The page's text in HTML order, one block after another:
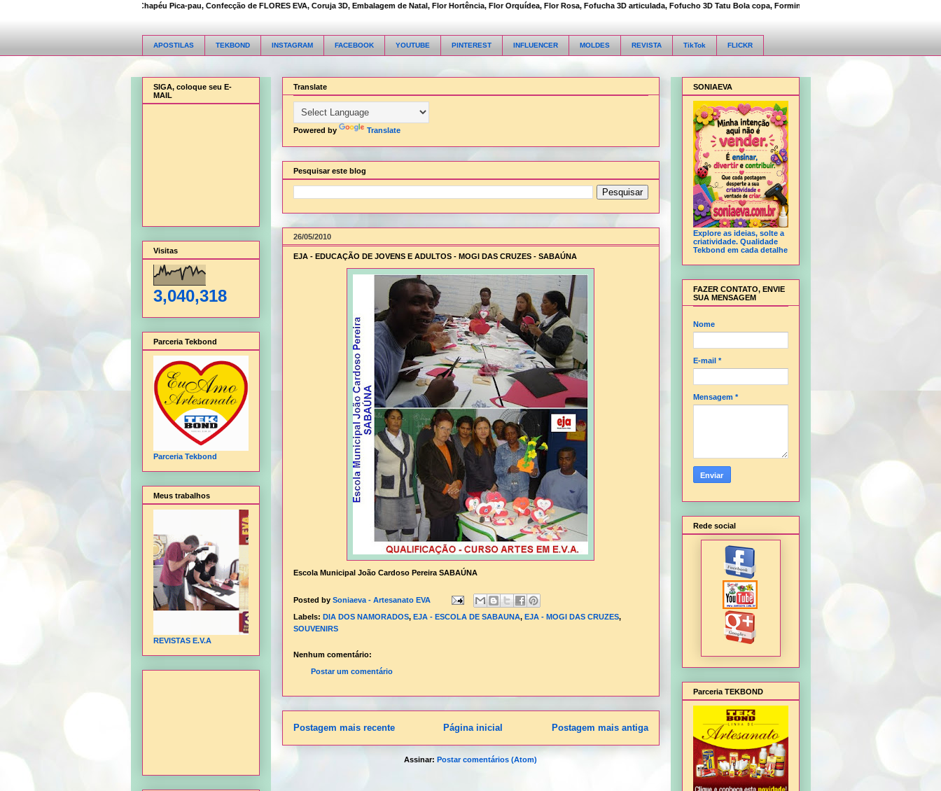
flor, Cesta para presentes, Chapéu Pica-pau, Confecção de FLORES EVA, Coruja 3D, Embalagem de Natal, Flor Hortência, Flor Orquídea, Flor Rosa, Fofucha 3D articulada, Fofucho 3D Tatu Bola copa, Forminha para doce, Frasqueira maleta, Mochila
APOSTILAS TEKBOND INSTAGRAM FACEBOOK YOUTUBE PINTEREST INFLUENCER MOLDES REVISTA TikTok FLICKR
Translate
Powered by Translate
Pesquisar este blog
26/05/2010
EJA - EDUCAÇÃO DE JOVENS E ADULTOS - MOGI DAS CRUZES - SABAÚNA
Escola Municipal João Cardoso Pereira SABAÚNA
Posted by Soniaeva - Artesanato EVA
Labels: DIA DOS NAMORADOS, EJA - ESCOLA DE SABAUNA, EJA - MOGI DAS CRUZES,
SOUVENIRS
Nenhum comentário:
Postar um comentário
Postagem mais recente Postagem mais antiga
Página inicial
Assinar: Postar comentários (Atom)
SIGA, coloque seu E-
MAIL
Visitas
3,040,318
Parceria Tekbond
Parceria Tekbond
Meus trabalhos
REVISTAS E.V.A
SONIAEVA
Explore as ideias, solte a
criatividade. Qualidade
Tekbond em cada detalhe
FAZER CONTATO, ENVIE
SUA MENSAGEM
Nome
E-mail *
Mensagem *
Rede social
Parceria TEKBOND